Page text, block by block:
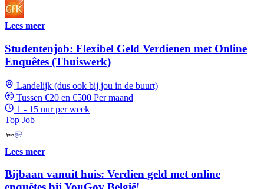
Lees meer
Studentenjob: Flexibel Geld Verdienen met Online
Enquêtes (Thuiswerk)
Landelijk (dus ook bij jou in de buurt)
Tussen €20 en €500 Per maand
1 - 15 uur per week
Top Job
Lees meer
Bijbaan vanuit huis: Verdien geld met online